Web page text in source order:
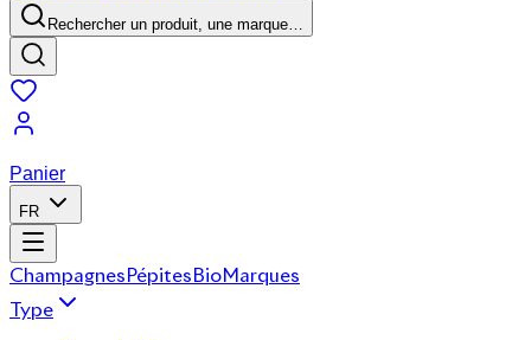
Rechercher un produit, une marque…
Panier
FR
ChampagnesPépitesBioMarques
Type